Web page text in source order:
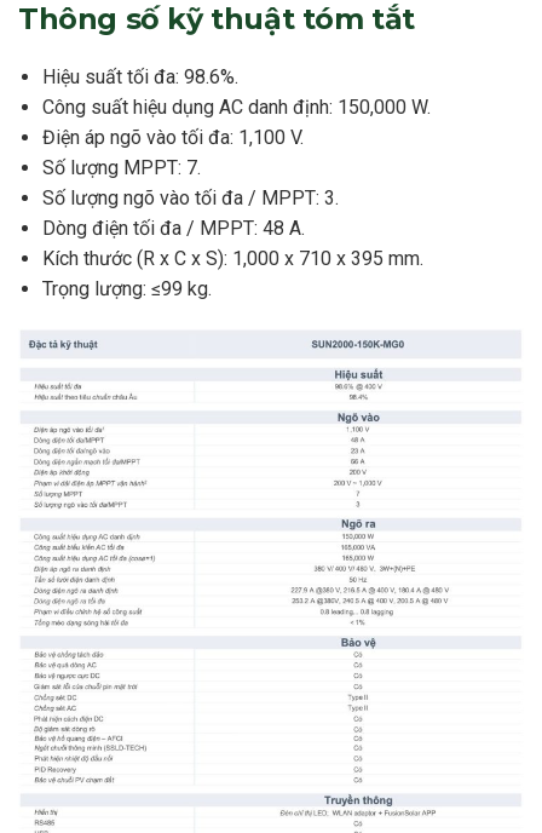
Thông số kỹ thuật tóm tắt
Hiệu suất tối đa: 98.6%.
Công suất hiệu dụng AC danh định: 150,000 W.
Điện áp ngõ vào tối đa: 1,100 V.
Số lượng MPPT: 7.
Số lượng ngõ vào tối đa / MPPT: 3.
Dòng điện tối đa / MPPT: 48 A.
Kích thước (R x C x S): 1,000 x 710 x 395 mm.
Trọng lượng: ≤99 kg.